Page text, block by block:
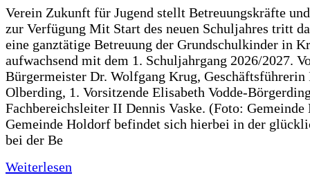
Verein Zukunft für Jugend stellt Betreuungskräfte
zur Verfügung Mit Start des neuen Schuljahres tritt
eine ganztätige Betreuung der Grundschulkinder in
aufwachsend mit dem 1. Schuljahrgang 2026/2027.
Bürgermeister Dr. Wolfgang Krug, Geschäftsführerin
Olberding, 1. Vorsitzende Elisabeth Vodde-
Fachbereichsleiter II Dennis Vaske. (Foto:
Gemeinde Holdorf befindet sich hierbei in der
bei der Be
Weiterlesen